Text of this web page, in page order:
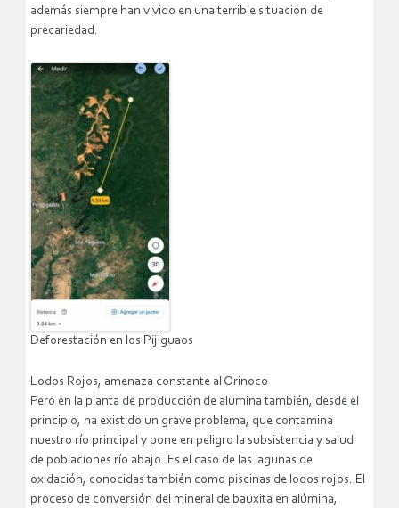
además siempre han vivido en una terrible situación de
precariedad.
Deforestación en los Pijiguaos
Lodos Rojos, amenaza constante al Orinoco
Pero en la planta de producción de alúmina también, desde el
principio, ha existido un grave problema, que contamina
nuestro río principal y pone en peligro la subsistencia y salud
de poblaciones río abajo. Es el caso de las lagunas de
oxidación, conocidas también como piscinas de lodos rojos. El
proceso de conversión del mineral de bauxita en alúmina,